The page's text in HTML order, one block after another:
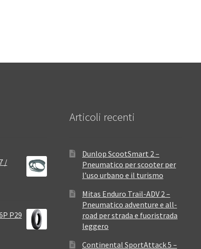
/
P29
Articoli recenti
Dunlop ScootSmart 2 –
Pneumatico per scooter per
l’uso urbano e il turismo
Mitas Enduro Trail-ADV 2 –
Pneumatico adventure e all-
road per strada e fuoristrada
leggero
Continental SportAttack 5 –